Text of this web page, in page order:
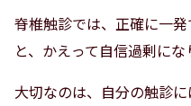
脊椎触診では、正確に一
と、かえって自信過剰にな
大切なのは、自分の触診